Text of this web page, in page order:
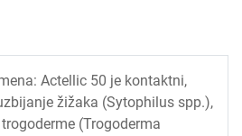
Actellic 50 je kontaktni,
žižaka (Sytophilus spp.),
(Trogoderma